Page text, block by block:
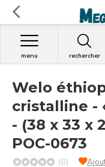
rechercher
menu
Welo
cristalline -
- (38 x 33 x
POC-0673
(0)